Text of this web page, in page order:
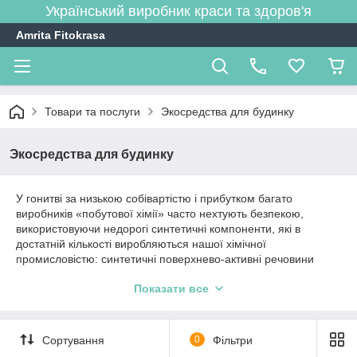
Український виробник краси та здоров'я
Amrita Fitokrasa
Товари та послуги Экосредства для будинку
Экосредства для будинку
У гонитві за низькою собівартістю і прибутком багато
виробників «побутової хімії» часто нехтують безпекою,
використовуючи недорогі синтетичні компоненти, які в
достатній кількості виробляються нашої хімічної
промисловістю: синтетичні поверхнево-активні речовини
синтетичні ароматизатори і барвники. Такі компоненти
колір і приємний аромат, але надалі чинять згубний вплив на
здоров'я людини.
Показати все
Сортування 0 Фільтри